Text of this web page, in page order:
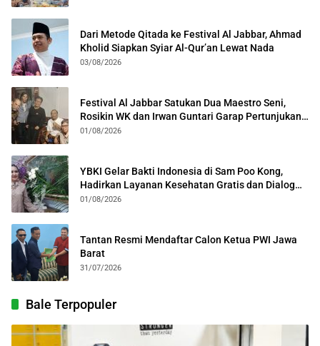
Dari Metode Qitada ke Festival Al Jabbar, Ahmad
Kholid Siapkan Syiar Al-Qur’an Lewat Nada
03/08/2026
Festival Al Jabbar Satukan Dua Maestro Seni,
Rosikin WK dan Irwan Guntari Garap Pertunjukan
Kolosal
01/08/2026
YBKI Gelar Bakti Indonesia di Sam Poo Kong,
Hadirkan Layanan Kesehatan Gratis dan Dialog
Kebangsaan
01/08/2026
Tantan Resmi Mendaftar Calon Ketua PWI Jawa
Barat
31/07/2026
Bale Terpopuler